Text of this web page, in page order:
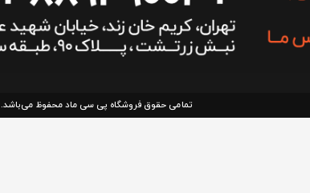
تمامی حقوق فروشگاه پی سی ماد محفوظ می‌باشد.